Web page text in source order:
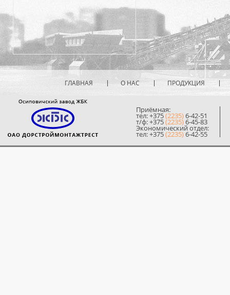
ГЛАВНАЯ О НАС ПРОДУКЦИЯ
Приёмная:
тел: +375(2235)6-42-51
т/ф: +375(2235)6-45-83
Экономический отдел:
тел: +375(2235)6-42-55